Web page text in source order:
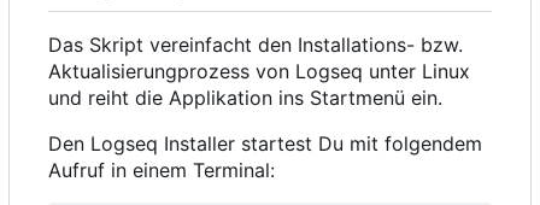
Das Skript vereinfacht den Installations- bzw.
Aktualisierungprozess von Logseq unter Linux
und reiht die Applikation ins Startmenü ein.
Den Logseq Installer startest Du mit folgendem
Aufruf in einem Terminal: